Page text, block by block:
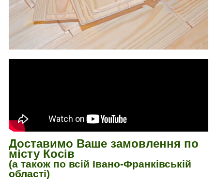
Доставимо Ваше замовлення по
місту Косів
(а також по всій Івано-Франківській
області)